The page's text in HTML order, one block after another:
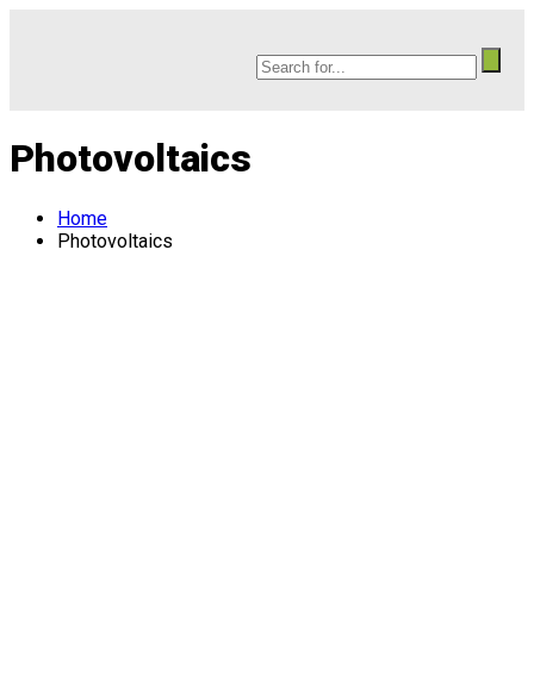
Photovoltaics
Home
Photovoltaics